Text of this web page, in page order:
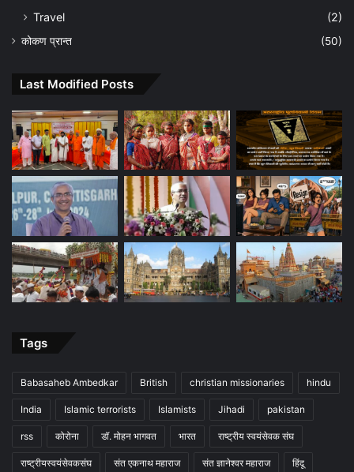
Travel
(2)
कोकण प्रान्त (50)
Last Modified Posts
Tags
Babasaheb Ambedkar British christian missionaries hindu
India Islamic terrorists Islamists Jihadi pakistan
rss कोरोना डॉ. मोहन भागवत भारत राष्ट्रीय स्वयंसेवक संघ
राष्ट्रीयस्वयंसेवकसंघ संत एकनाथ महाराज संत ज्ञानेश्वर महाराज हिंदू